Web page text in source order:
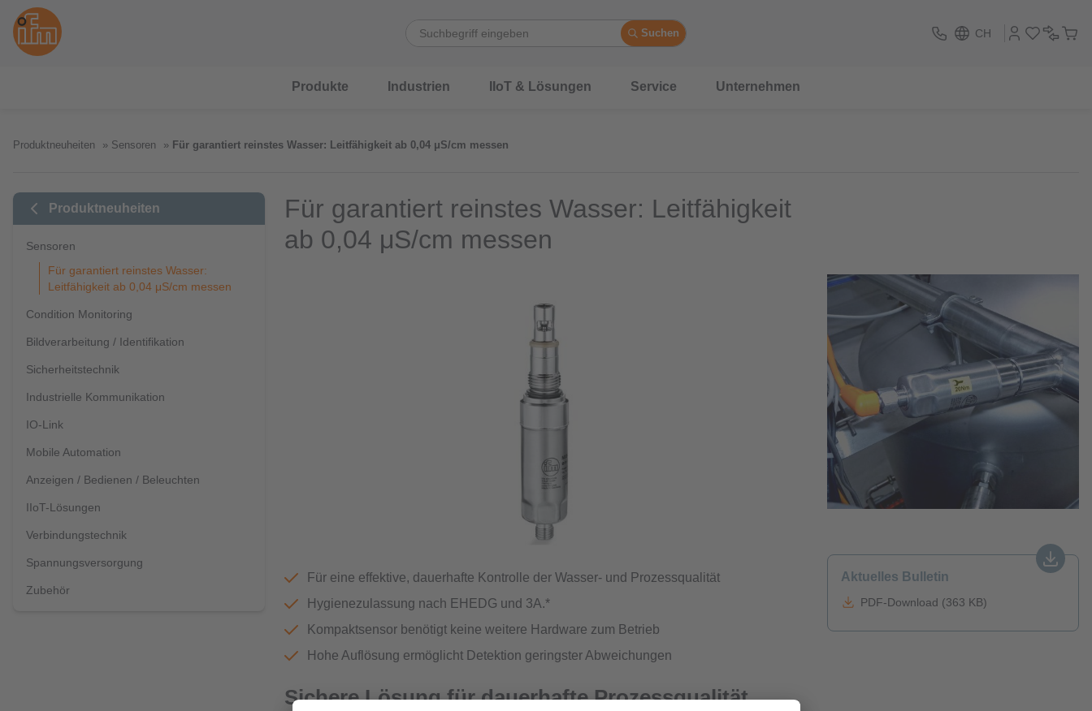
Suchen CH
Produkte Industrien IIoT & Lösungen Service Unternehmen
Produktneuheiten Sensoren Für garantiert reinstes Wasser: Leitfähigkeit ab 0,04 μS/cm messen
Produktneuheiten
Sensoren
Für garantiert reinstes Wasser:
Leitfähigkeit ab 0,04 μS/cm messen
Condition Monitoring
Bildverarbeitung / Identifikation
Sicherheitstechnik
Industrielle Kommunikation
IO-Link
Mobile Automation
Anzeigen / Bedienen / Beleuchten
IIoT-Lösungen
Verbindungstechnik
Spannungsversorgung
Zubehör
Für garantiert reinstes Wasser: Leitfähigkeit
ab 0,04 μS/cm messen
Für eine effektive, dauerhafte Kontrolle der Wasser- und Prozessqualität
Hygienezulassung nach EHEDG und 3A.*
Kompaktsensor benötigt keine weitere Hardware zum Betrieb
Hohe Auflösung ermöglicht Detektion geringster Abweichungen
Sichere Lösung für dauerhafte Prozessqualität
Aktuelles Bulletin
PDF-Download (363 KB)